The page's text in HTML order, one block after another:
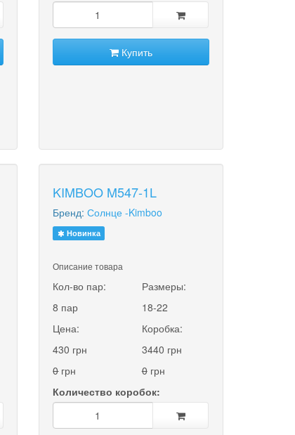
Купить
KIMBOO M547-1L
Бренд:Солнце -Kimboo
Новинка
Описание товара
Кол-во пар:
8 пар
Размеры:
18-22
Цена:
430 грн
0грн
Коробка:
3440 грн
0грн
Количество коробок: